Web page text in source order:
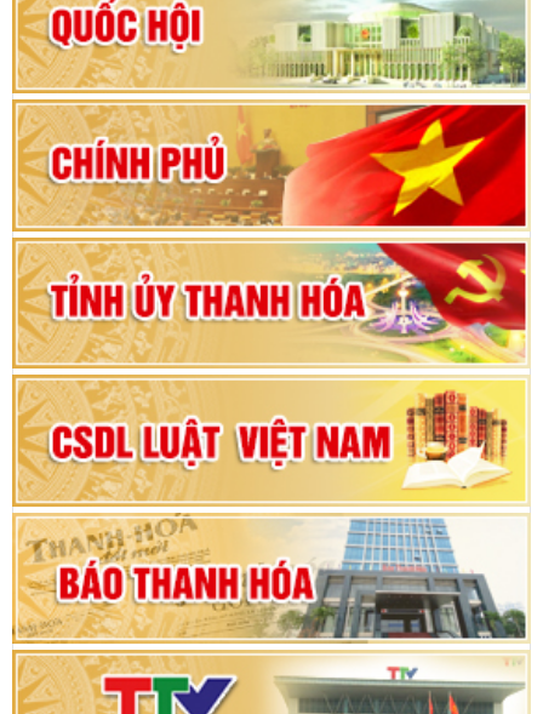
Hướng dẫn quy trình bỏ phiếu bầu cử ĐBQH
khoá XVI và đại biểu HĐND các cấp nhiệm kỳ
2026-2031
80 năm Quốc hội Việt Nam: vì lợi ích Nhân dân,
vì sự phát triển của đất nước
Bộ Chính trị duyệt nội dung Đại hội đại biểu
Đảng bộ tỉnh Thanh Hóa lần thứ XX, nhiệm kỳ
2025 - 2030
Đại hội đại biểu Đảng bộ xã Yên Thọ lần thứ I,
nhiệm kỳ 2025 – 2030
Đại hội Đảng bộ xã Yên Ninh lần thứ nhất,
nhiệm kỳ 2025 - 2030
Khai mạc Kỳ họp bất thường lần thứ 9, Quốc
hội khóa XV
Phiên thảo luận Kỳ họp thứ 24, HĐND tỉnh
Thanh Hóa khóa XVIII, nhiệm kỳ 2021 - 2026
Bế mạc Kỳ họp thứ hai bốn, Hội đồng nhân dân